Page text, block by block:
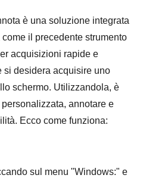
è una soluzione integrata
il precedente strumento
acquisizioni rapide e
si desidera acquisire uno
schermo. Utilizzandola, è
annotare e
Ecco come funziona:
sul menu "Windows:" e